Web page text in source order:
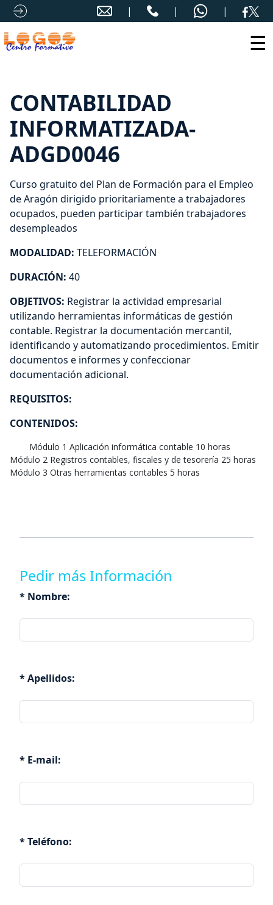
☰
CONTABILIDAD
INFORMATIZADA-
ADGD0046
Curso gratuito del Plan de Formación para el Empleo
de Aragón dirigido prioritariamente a trabajadores
ocupados, pueden participar también trabajadores
desempleados
MODALIDAD: TELEFORMACIÓN
DURACIÓN: 40
OBJETIVOS: Registrar la actividad empresarial
utilizando herramientas informáticas de gestión
contable. Registrar la documentación mercantil,
identificando y automatizando procedimientos. Emitir
documentos e informes y confeccionar
documentación adicional.
REQUISITOS:
CONTENIDOS:
Módulo 2 Registros contables, fiscales y de tesorería 25 horas
Pedir más Información
* Nombre:
* Apellidos:
* E-mail:
* Teléfono: